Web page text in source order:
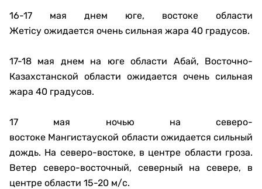
16-17 мая днем юге, востоке области
Жетісу ожидается очень сильная жара 40 градусов.
17-18 мая днем на юге области Абай, Восточно-
Казахстанской области ожидается очень сильная
жара 40 градусов.
17 мая ночью на северо-
востоке Мангистауской области ожидается сильный
дождь. На северо-востоке, в центре области гроза.
Ветер северо-восточный, северный на севере, в
центре области 15-20 м/с.